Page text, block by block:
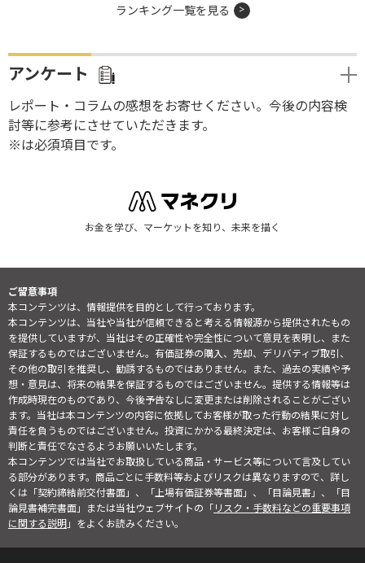
ランキング一覧を見る
アンケート
レポート・コラムの感想をお寄せください。今後の内容検
討等に参考にさせていただきます。
※は必須項目です。
お金を学び、マーケットを知り、未来を描く
ご留意事項
本コンテンツは、情報提供を目的として行っております。
本コンテンツは、当社や当社が信頼できると考える情報源から提供されたもの
を提供していますが、当社はその正確性や完全性について意見を表明し、また
保証するものではございません。有価証券の購入、売却、デリバティブ取引、
その他の取引を推奨し、勧誘するものではありません。また、過去の実績や予
想・意見は、将来の結果を保証するものではございません。提供する情報等は
作成時現在のものであり、今後予告なしに変更または削除されることがござい
ます。当社は本コンテンツの内容に依拠してお客様が取った行動の結果に対し
責任を負うものではございません。投資にかかる最終決定は、お客様ご自身の
判断と責任でなさるようお願いいたします。
本コンテンツでは当社でお取扱している商品・サービス等について言及してい
る部分があります。商品ごとに手数料等およびリスクは異なりますので、詳し
くは「契約締結前交付書面」、「上場有価証券等書面」、「目論見書」、「目
論見書補完書面」または当社ウェブサイトの「リスク・手数料などの重要事項
に関する説明」をよくお読みください。